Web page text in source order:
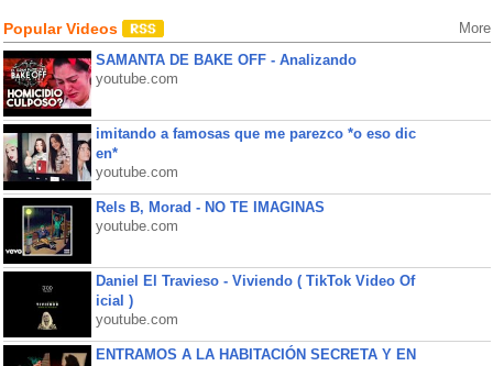
Popular Videos More
SAMANTA DE BAKE OFF - Analizando
youtube.com
imitando a famosas que me parezco *o eso dic
en*
youtube.com
Rels B, Morad - NO TE IMAGINAS
youtube.com
Daniel El Travieso - Viviendo ( TikTok Video Of
icial )
youtube.com
ENTRAMOS A LA HABITACIÓN SECRETA Y EN